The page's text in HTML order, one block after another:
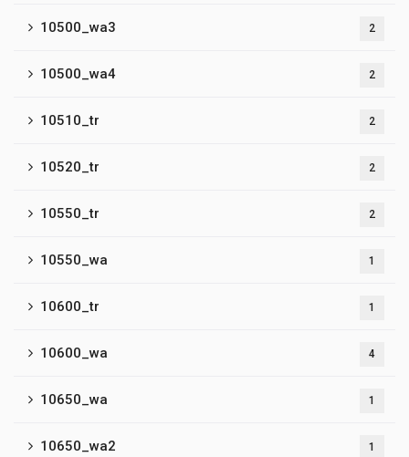
10500_wa3 2
10500_wa4 2
10510_tr 2
10520_tr 2
10550_tr 2
10550_wa 1
10600_tr 1
10600_wa 4
10650_wa 1
10650_wa2 1